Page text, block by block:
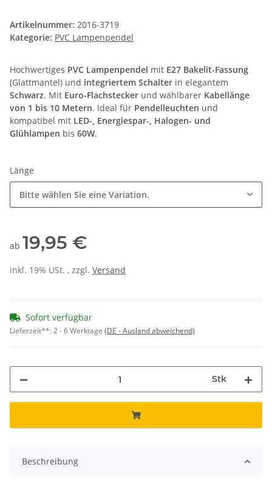
Artikelnummer: 2016-3719
Kategorie: PVC Lampenpendel
Hochwertiges PVC Lampenpendel mit E27 Bakelit-Fassung
(Glattmantel) und integriertem Schalter in elegantem
Schwarz. Mit Euro-Flachstecker und wählbarer Kabellänge
von 1 bis 10 Metern. Ideal für Pendelleuchten und
kompatibel mit LED-, Energiespar-, Halogen- und
Glühlampen bis 60W.
Länge
Bitte wählen Sie eine Variation.
ab 19,95 €
inkl. 19% USt. , zzgl. Versand
Sofort verfügbar
Lieferzeit**:2 - 6 Werktage (DE - Ausland abweichend)
Stk
Beschreibung